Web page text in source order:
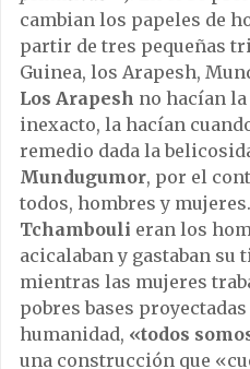
cambian los papeles de
partir de tres pequeñas
Guinea, los Arapesh,
Los Arapesh no hacían
inexacto, la hacían
remedio dada la
Mundugumor, por el
todos, hombres y
Tchambouli eran los
acicalaban y gastaban su
mientras las mujeres
pobres bases
humanidad, «todos
una construcción que